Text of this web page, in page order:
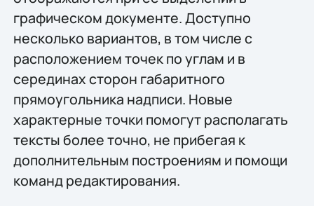
графическом документе. Доступно
несколько вариантов, в том числе с
расположением точек по углам и в
серединах сторон габаритного
прямоугольника надписи. Новые
характерные точки помогут располагать
тексты более точно, не прибегая к
дополнительным построениям и помощи
команд редактирования.